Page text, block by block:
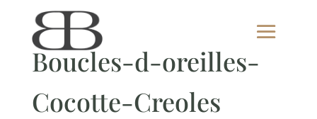
Boucles-d-oreilles-
Cocotte-Creoles